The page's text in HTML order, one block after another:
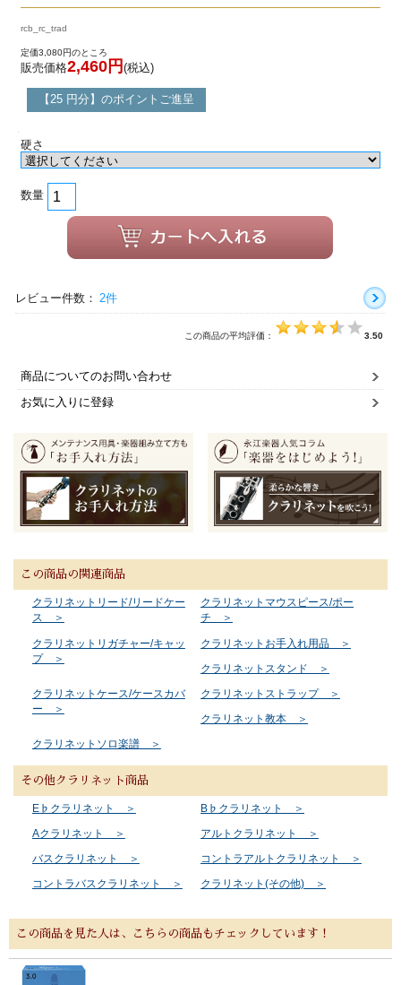
rcb_rc_trad
定価3,080円のところ
販売価格2,460円 (税込)
【25 円分】のポイントご進呈
硬さ
数量
レビュー件数： 2件
この商品の平均評価： 3.50
商品についてのお問い合わせ
お気に入りに登録
この商品の関連商品
クラリネットリード/リードケー
ス ＞
クラリネットマウスピース/ポー
チ ＞
クラリネットリガチャー/キャッ
プ ＞
クラリネットお手入れ用品 ＞
クラリネットスタンド ＞
クラリネットケース/ケースカバ
ー ＞
クラリネットストラップ ＞
クラリネット教本 ＞
クラリネットソロ楽譜 ＞
その他クラリネット商品
E♭クラリネット ＞
B♭クラリネット ＞
Aクラリネット ＞
アルトクラリネット ＞
バスクラリネット ＞
コントラアルトクラリネット ＞
コントラバスクラリネット ＞
クラリネット(その他) ＞
この商品を見た人は、こちらの商品もチェックしています！